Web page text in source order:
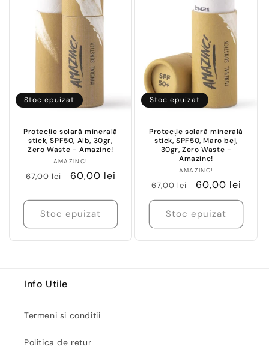
Stoc epuizat
Protecție solară minerală
stick, SPF50, Alb, 30gr,
Zero Waste - Amazinc!
Vânzător:
AMAZINC!
Preț
67,00 lei
Preț
60,00 lei
Stoc epuizat
Stoc epuizat
Protecție solară minerală
stick, SPF50, Maro bej,
30gr, Zero Waste -
Amazinc!
Vânzător:
AMAZINC!
Preț
obișnuit
67,00 lei
Preț
redus
60,00 lei
Stoc epuizat
Info Utile
Termeni si conditii
Politica de retur